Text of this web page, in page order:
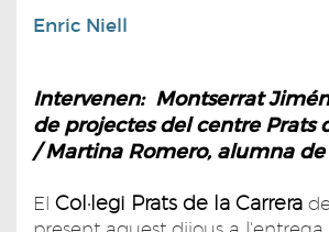
Enric Niell
Intervenen: Montserrat
de projectes del centre Prats
/ Martina Romero, alumna de
El Col·legi Prats de la Carrera